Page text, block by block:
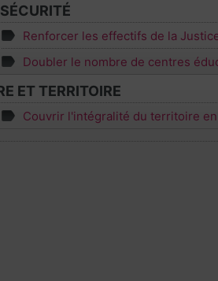
Renforcer les effectifs de la
Doubler le nombre de centres
ET TERRITOIRE
Couvrir l'intégralité du territoire